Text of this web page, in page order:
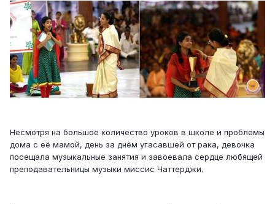
Несмотря на большое количество уроков в школе и проблемы
дома с её мамой, день за днём угасавшей от рака, девочка
посещала музыкальные занятия и завоевала сердце любящей
преподавательницы музыки миссис Чаттерджи.